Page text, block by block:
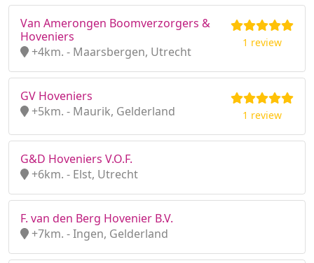
Van Amerongen Boomverzorgers &
Hoveniers
+4km. - Maarsbergen, Utrecht
1 review
GV Hoveniers
+5km. - Maurik, Gelderland
1 review
G&D Hoveniers V.O.F.
+6km. - Elst, Utrecht
F. van den Berg Hovenier B.V.
+7km. - Ingen, Gelderland